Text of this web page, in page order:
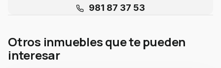
981 87 37 53
Otros inmuebles que te pueden
interesar